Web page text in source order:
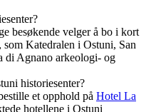
besøkende velger å bo i kort
Katedralen i Ostuni, San
di Agnano arkeologi- og
historiesenter?
et opphold på Hotel La
hotellene i Ostuni